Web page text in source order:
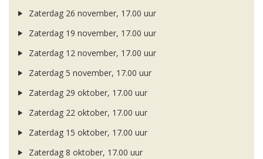
Zaterdag 26 november, 17.00 uur
Zaterdag 19 november, 17.00 uur
Zaterdag 12 november, 17.00 uur
Zaterdag 5 november, 17.00 uur
Zaterdag 29 oktober, 17.00 uur
Zaterdag 22 oktober, 17.00 uur
Zaterdag 15 oktober, 17.00 uur
Zaterdag 8 oktober, 17.00 uur